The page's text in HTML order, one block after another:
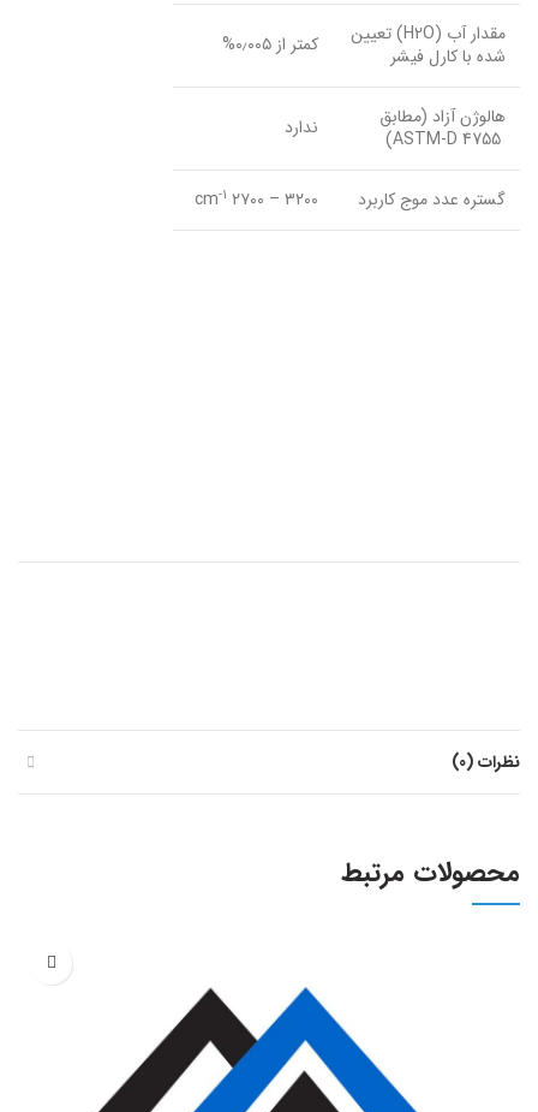
مقدار آب (H2O) تعیین
شده با کارل فیشر
کمتر از ۰٫۰۰۵%
هالوژن آزاد (مطابق
ندارد
گستره عدد موج کاربرد ۳۲۰۰ – ۲۷۰۰ cm -1
نظرات (0)
محصولات مرتبط